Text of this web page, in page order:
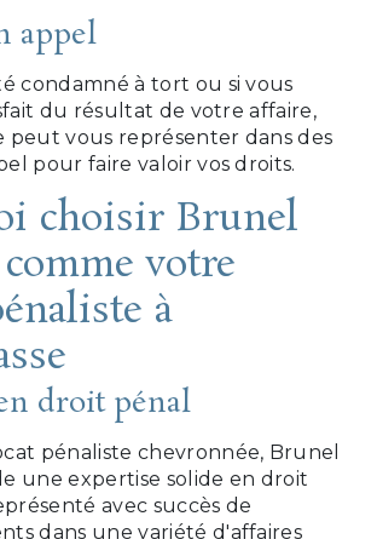
appel
condamné à tort ou si vous
du résultat de votre affaire,
peut vous représenter dans des
pour faire valoir vos droits.
choisir Brunel
votre
à
droit pénal
pénaliste chevronnée, Brunel
une expertise solide en droit
avec succès de
dans une variété d'affaires